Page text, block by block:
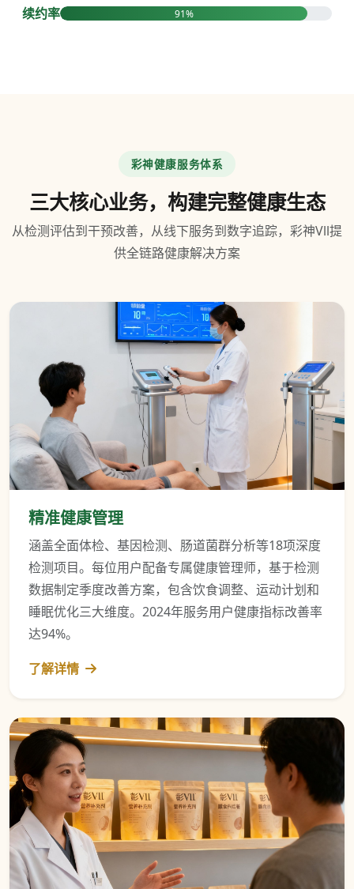
续约率 91%
彩神健康服务体系
三大核心业务，构建完整健康生态
从检测评估到干预改善，从线下服务到数字追踪，彩神Vll提
供全链路健康解决方案
精准健康管理
涵盖全面体检、基因检测、肠道菌群分析等18项深度
检测项目。每位用户配备专属健康管理师，基于检测
数据制定季度改善方案，包含饮食调整、运动计划和
睡眠优化三大维度。2024年服务用户健康指标改善率
达94%。
了解详情